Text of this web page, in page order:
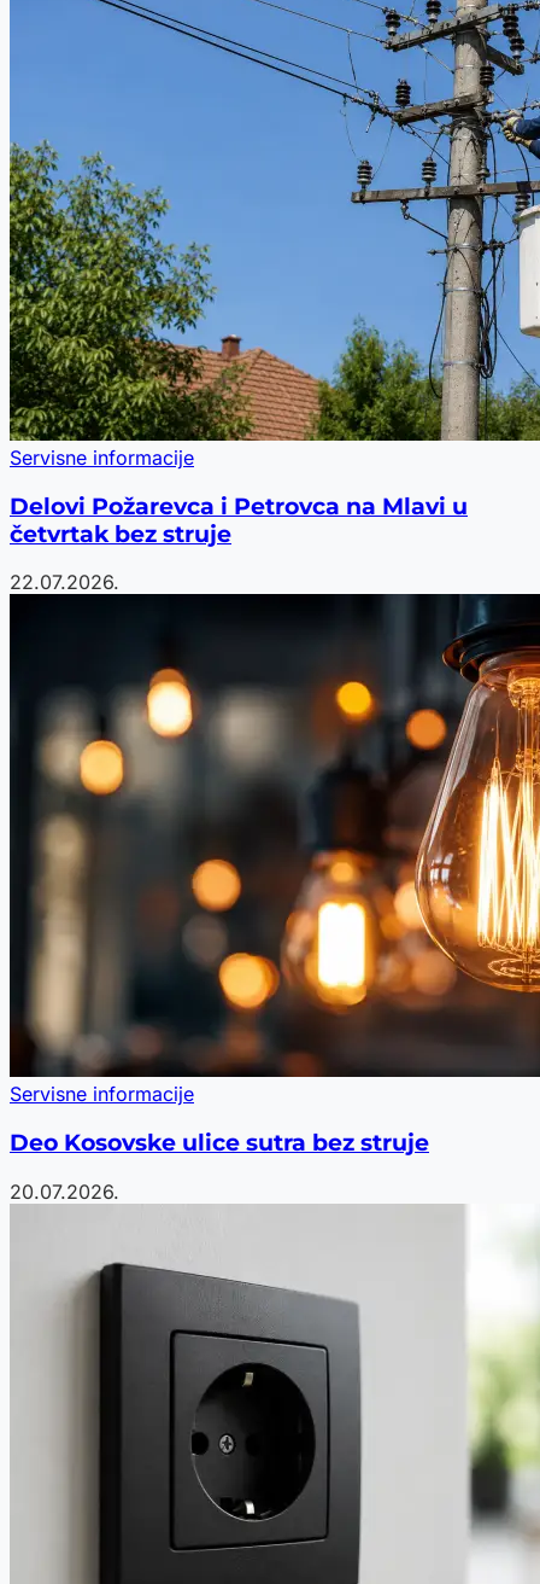
Servisne informacije
Delovi Požarevca i Petrovca na Mlavi u
četvrtak bez struje
22.07.2026.
Servisne informacije
Deo Kosovske ulice sutra bez struje
20.07.2026.